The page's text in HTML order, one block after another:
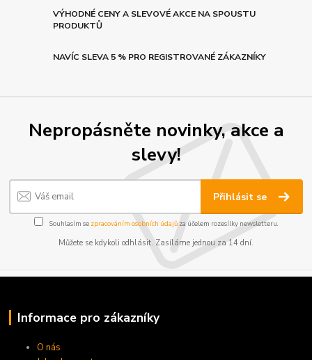
VÝHODNÉ CENY A SLEVOVÉ AKCE NA SPOUSTU
PRODUKTŮ
NAVÍC SLEVA 5 % PRO REGISTROVANÉ ZÁKAZNÍKY
Nepropásněte novinky, akce a
slevy!
Přihlásit se
Souhlasím se zpracováním osobních údajůza účelem rozesílky newsletteru.
Můžete se kdykoli odhlásit. Zasíláme jednou za 14 dní.
Informace pro zákazníky
O nás